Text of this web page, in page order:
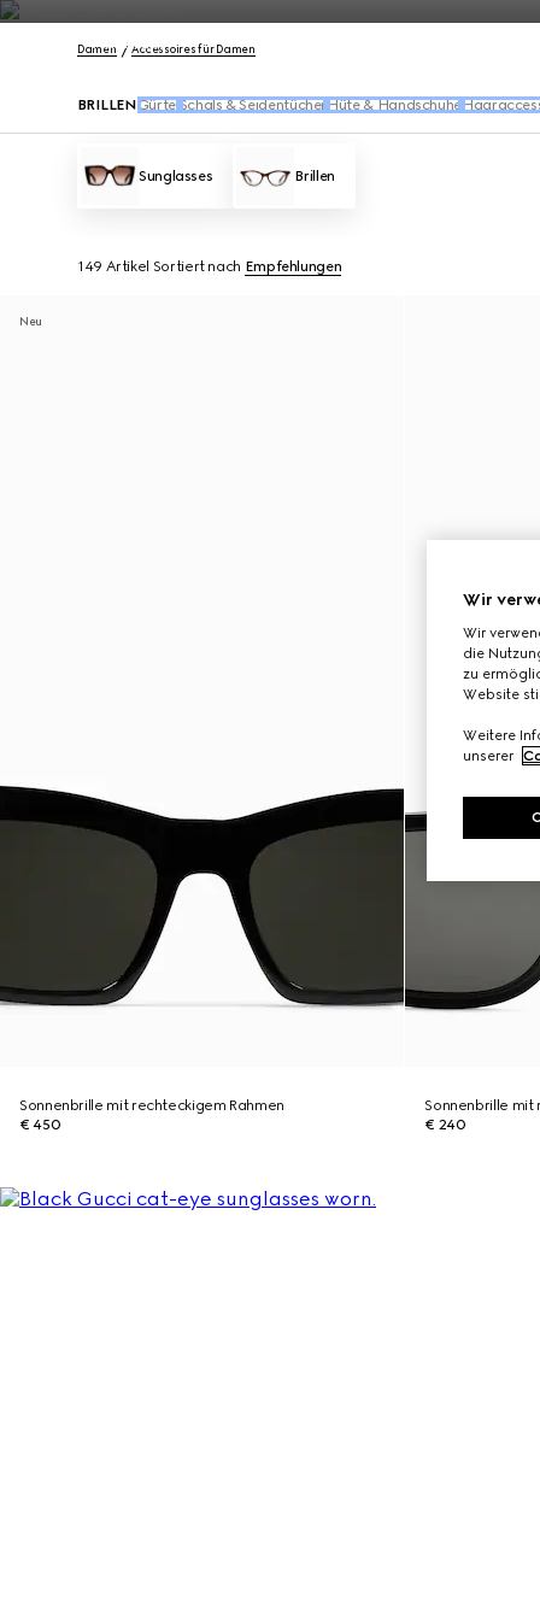
Kontakt
Damen Accessoires für Damen
BRILLEN Gürtel Schals & Seidentücher Hüte & Handschuhe
Sunglasses Brillen
149 Artikel Sortiert nach Empfehlungen
Neu
Sonnenbrille mit rechteckigem Rahmen
€ 450
Sonnenbrille mit
€ 240
Wir
Wir
die
zu
Website
Weitere
unserer